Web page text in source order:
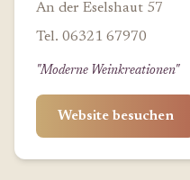
An der Eselshaut 57
Tel. 06321 67970
"Moderne Weinkreationen"
Website besuchen